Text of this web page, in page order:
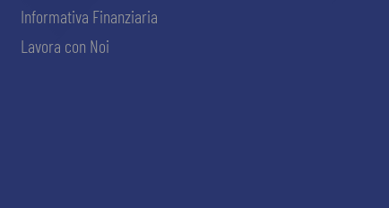
Informativa Finanziaria
Lavora con Noi